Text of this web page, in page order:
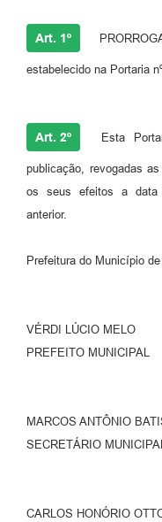
Art. 1º
estabelecido na Portaria
Art. 2º Esta
publicação, revogadas
os seus efeitos a data
anterior.
Prefeitura do Município
VÉRDI LÚCIO MELO
PREFEITO MUNICIPAL
MARCOS ANTÔNIO
SECRETÁRIO
CARLOS HONÓRIO